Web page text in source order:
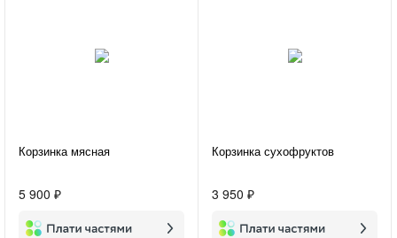
Корзинка мясная
5 900 ₽
Корзинка сухофруктов
3 950 ₽